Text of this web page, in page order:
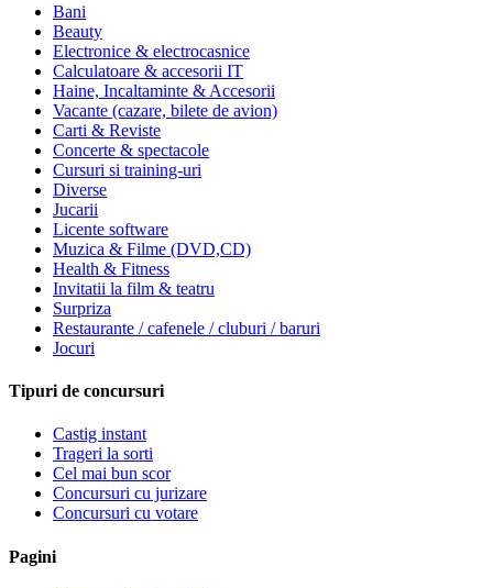
Bani
Beauty
Electronice & electrocasnice
Calculatoare & accesorii IT
Haine, Incaltaminte & Accesorii
Vacante (cazare, bilete de avion)
Carti & Reviste
Concerte & spectacole
Cursuri si training-uri
Diverse
Jucarii
Licente software
Muzica & Filme (DVD,CD)
Health & Fitness
Invitatii la film & teatru
Surpriza
Restaurante / cafenele / cluburi / baruri
Jocuri
Tipuri de concursuri
Castig instant
Trageri la sorti
Cel mai bun scor
Concursuri cu jurizare
Concursuri cu votare
Pagini